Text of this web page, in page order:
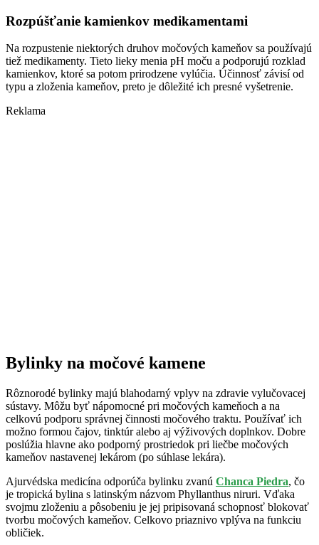
Rozpúšťanie kamienkov medikamentami
Na rozpustenie niektorých druhov močových kameňov sa používajú
tiež medikamenty. Tieto lieky menia pH moču a podporujú rozklad
kamienkov, ktoré sa potom prirodzene vylúčia. Účinnosť závisí od
typu a zloženia kameňov, preto je dôležité ich presné vyšetrenie.
Reklama
Bylinky na močové kamene
Rôznorodé bylinky majú blahodarný vplyv na zdravie vylučovacej
sústavy. Môžu byť nápomocné pri močových kameňoch a na
celkovú podporu správnej činnosti močového traktu. Používať ich
možno formou čajov, tinktúr alebo aj výživových doplnkov. Dobre
poslúžia hlavne ako podporný prostriedok pri liečbe močových
kameňov nastavenej lekárom (po súhlase lekára).
Ajurvédska medicína odporúča bylinku zvanú Chanca Piedra, čo
je tropická bylina s latinským názvom Phyllanthus niruri. Vďaka
svojmu zloženiu a pôsobeniu je jej pripisovaná schopnosť blokovať
tvorbu močových kameňov. Celkovo priaznivo vplýva na funkciu
obličiek.